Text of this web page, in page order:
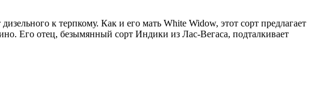
к терпкому. Как и его мать White Widow, этот сорт предлагает
Его отец, безымянный сорт Индики из Лас-Вегаса, подталкивает